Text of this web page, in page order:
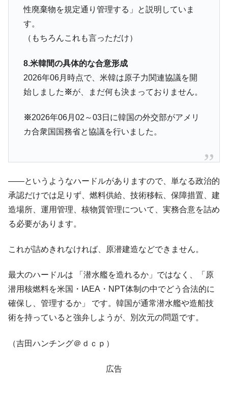
性廃棄物を規定通り管理する」と説明していま
す。
（もちろんこれも言っただけ）
8.米韓間の具体的な合意形成
2026年06月時点で、米韓は原子力関連協議を開
始しました ※が、まだ何も決まっておりません。
※2026年06月02～03日に韓国の外交部がアメリ
カ合衆国国務省と協議を行いました。
――というようなハードルがありますので、単なる政治的
承認だけでは足りず、燃料供給、技術移転、保障措置、建
造場所、運用管理、核物質管理について、実務合意を詰め
る必要があります。
これが詰めきれなければ、原潜建造などできません。
最大のハードルは 「潜水艦を造れるか」ではなく、「原
潜用核燃料を米国・IAEA・NPT体制の中でどう合法的に
確保し、管理するか」 です。韓国が通常潜水艦や造船技
術を持っていると強弁しようが、別次元の問題です。
（吉田ハンチング＠ｄｃｐ）
広告